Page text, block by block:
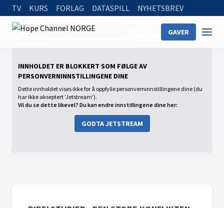
TV KURS FORLAG DATASPILL NYHETSBREV
GAVER
Home
Bibelstudier - Den store konflikten
Bibelstudier (10) - Spiritismen avslørt
INNHOLDET ER BLOKKERT SOM FØLGE AV
PERSONVERNINNSTILLINGENE DINE
Dette innholdet vises ikke for å oppfylle personverninnstillingene dine (du
har ikke akseptert 'Jetstream').
Vil du se dette likevel? Du kan endre innstillingene dine her:
GODTA JETSTREAM